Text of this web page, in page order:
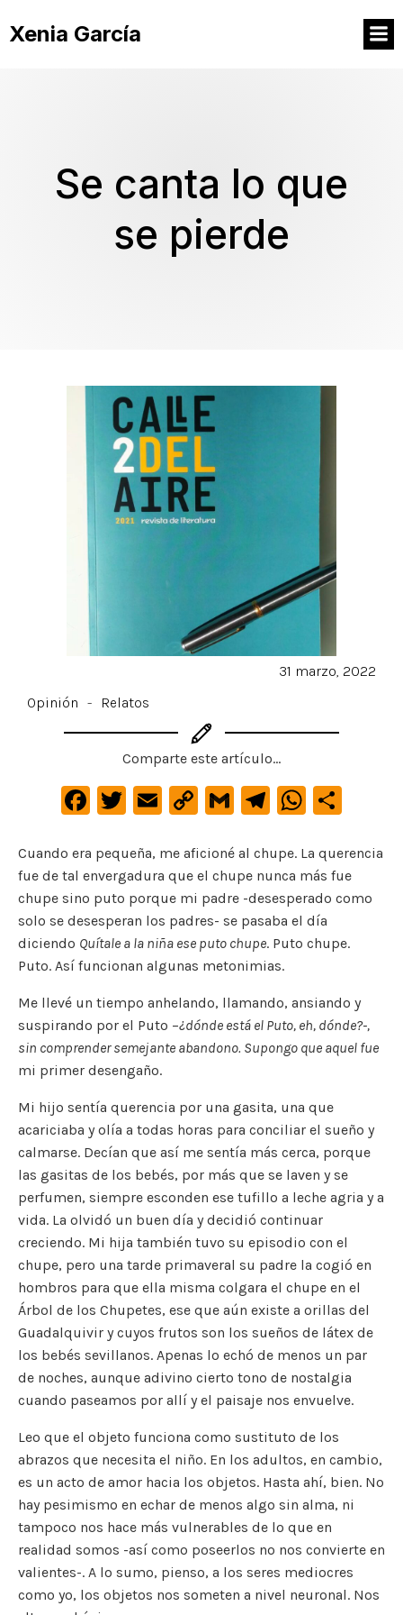
Xenia García
Se canta lo que
se pierde
31 marzo, 2022
Opinión - Relatos
Comparte este artículo...
F
c
e
b
o
o
k
T
it
te
r
E
ai
l
C
p
y
Li
n
k
G
ai
l
Te
gr
a
m
W
at
s
A
p
m
p
ar
ti
Cuando era pequeña, me aficioné al chupe. La querencia
fue de tal envergadura que el chupe nunca más fue
chupe sino puto porque mi padre -desesperado como
solo se desesperan los padres- se pasaba el día
diciendo Quítale a la niña ese puto chupe. Puto chupe.
Puto. Así funcionan algunas metonimias.
Me llevé un tiempo anhelando, llamando, ansiando y
suspirando por el Puto –¿dónde está el Puto, eh, dónde?-,
sin comprender semejante abandono. Supongo que aquel fue
mi primer desengaño.
Mi hijo sentía querencia por una gasita, una que
acariciaba y olía a todas horas para conciliar el sueño y
calmarse. Decían que así me sentía más cerca, porque
las gasitas de los bebés, por más que se laven y se
perfumen, siempre esconden ese tufillo a leche agria y a
vida. La olvidó un buen día y decidió continuar
creciendo. Mi hija también tuvo su episodio con el
chupe, pero una tarde primaveral su padre la cogió en
hombros para que ella misma colgara el chupe en el
Árbol de los Chupetes, ese que aún existe a orillas del
Guadalquivir y cuyos frutos son los sueños de látex de
los bebés sevillanos. Apenas lo echó de menos un par
de noches, aunque adivino cierto tono de nostalgia
cuando paseamos por allí y el paisaje nos envuelve.
Leo que el objeto funciona como sustituto de los
abrazos que necesita el niño. En los adultos, en cambio,
es un acto de amor hacia los objetos. Hasta ahí, bien. No
hay pesimismo en echar de menos algo sin alma, ni
tampoco nos hace más vulnerables de lo que en
realidad somos -así como poseerlos no nos convierte en
valientes-. A lo sumo, pienso, a los seres mediocres
como yo, los objetos nos someten a nivel neuronal. Nos